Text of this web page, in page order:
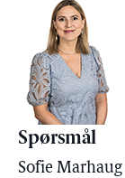
Spørsmål
Sofie